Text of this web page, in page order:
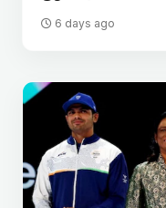
6 days ago